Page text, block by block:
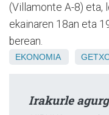
(Villamonte A-8) eta,
ekainaren 18an eta
berean.
EKONOMIA
Irakurle